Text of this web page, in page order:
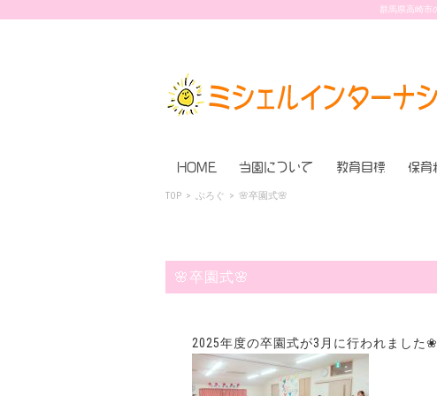
群馬県高崎市
HOME 当園について 教育目標 保育
TOP > ぶろぐ > 🌸卒園式🌸
🌸卒園式🌸
2025年度の卒園式が3月に行われました❀